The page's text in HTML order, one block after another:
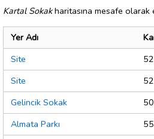
Kartal Sokakharitasına mesafe olarak
Yer Adı
Site
Site
Gelincik Sokak
Almata Parkı